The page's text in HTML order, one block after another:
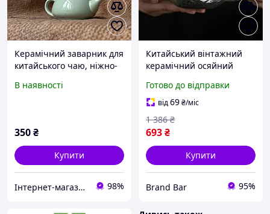
Керамічний заварник для
китайського чаю, ніжно-
В наявності
350₴
Купити
Інтернет-магазин Зозулька 98%
Китайський вінтажний
керамічний осяйний
прикрасою у формі
журавель Заварник для
чаю
Готово до відправки
від69₴/міс
693₴
1 386 ₴
Купити
Brand Bar 95%